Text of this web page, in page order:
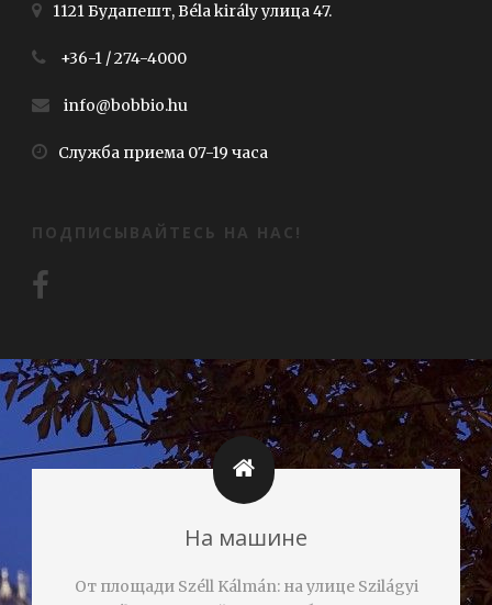
1121 Будапешт, Béla király улица 47.
+36-1 / 274-4000
info@bobbio.hu
Служба приема 07-19 часа
ПОДПИСЫВАЙТЕСЬ НА НАС!
На машине
От площади Széll Kálmán: на улице Szilágyi